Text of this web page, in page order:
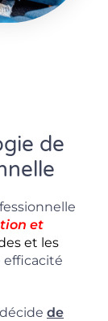
de
et
et les
de